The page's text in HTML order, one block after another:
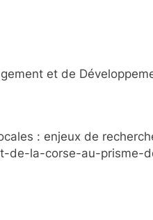
et de
: enjeux de
de-la-corse-au-prisme-